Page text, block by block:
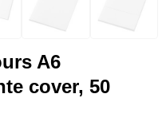
A6
cover, 50